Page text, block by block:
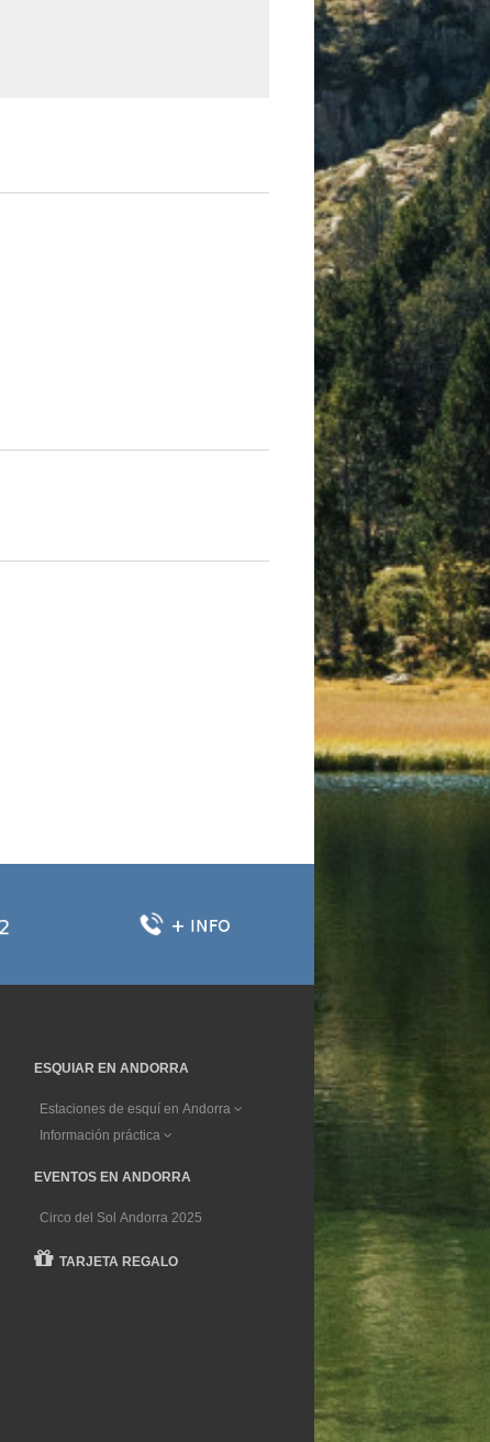
ESQUIAR EN ANDORRA
Estaciones de esquí en Andorra
Información práctica
EVENTOS EN ANDORRA
Circo del Sol Andorra 2025
TARJETA REGALO